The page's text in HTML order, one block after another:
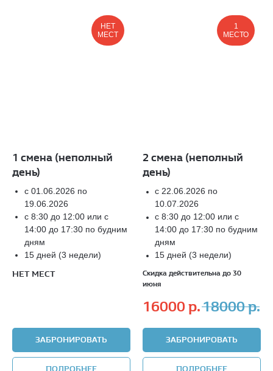
НЕТ
МЕСТ
1 смена (неполный
день)
с 01.06.2026 по
19.06.2026
с 8:30 до 12:00 или с
14:00 до 17:30 по будним
дням
15 дней (3 недели)
НЕТ МЕСТ
ЗАБРОНИРОВАТЬ
ПОДРОБНЕЕ
1
МЕСТО
2 смена (неполный
день)
с 22.06.2026 по
10.07.2026
с 8:30 до 12:00 или с
14:00 до 17:30 по будним
дням
15 дней (3 недели)
Скидка действительна до 30
июня
16000 р.18000р.
ЗАБРОНИРОВАТЬ
ПОДРОБНЕЕ